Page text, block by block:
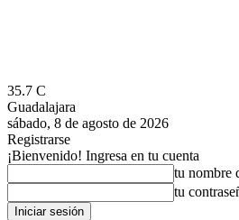
35.7 C
Guadalajara
sábado, 8 de agosto de 2026
Registrarse
¡Bienvenido! Ingresa en tu cuenta
tu nombre
tu